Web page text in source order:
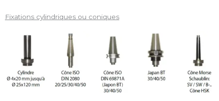
Fixations cylindriques ou coniques